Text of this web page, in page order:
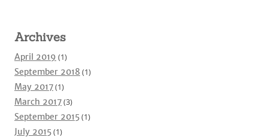
Archives
April 2019 (1)
September 2018 (1)
May 2017(1)
March 2017(3)
September 2015(1)
July 2015(1)